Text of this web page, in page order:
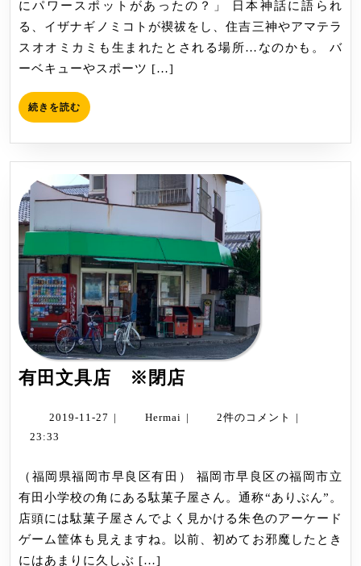
にパワースポットがあったの？」 日本神話に語られ
る、イザナギノミコトが禊祓をし、住吉三神やアマテラ
スオオミカミも生まれたとされる場所…なのかも。 バ
ーベキューやスポーツ […]
続きを読む 続
き
む
有田文具店 ※閉店
文
※
閉
店
2019-11-27 2019-
| Hermai Hermai
| 2件のコメント
|
23:33
（福岡県福岡市早良区有田） 福岡市早良区の福岡市立
有田小学校の角にある駄菓子屋さん。通称“ありぶん”。
店頭には駄菓子屋さんでよく見かける朱色のアーケード
ゲーム筐体も見えますね。以前、初めてお邪魔したとき
にはあまりに久しぶ […]